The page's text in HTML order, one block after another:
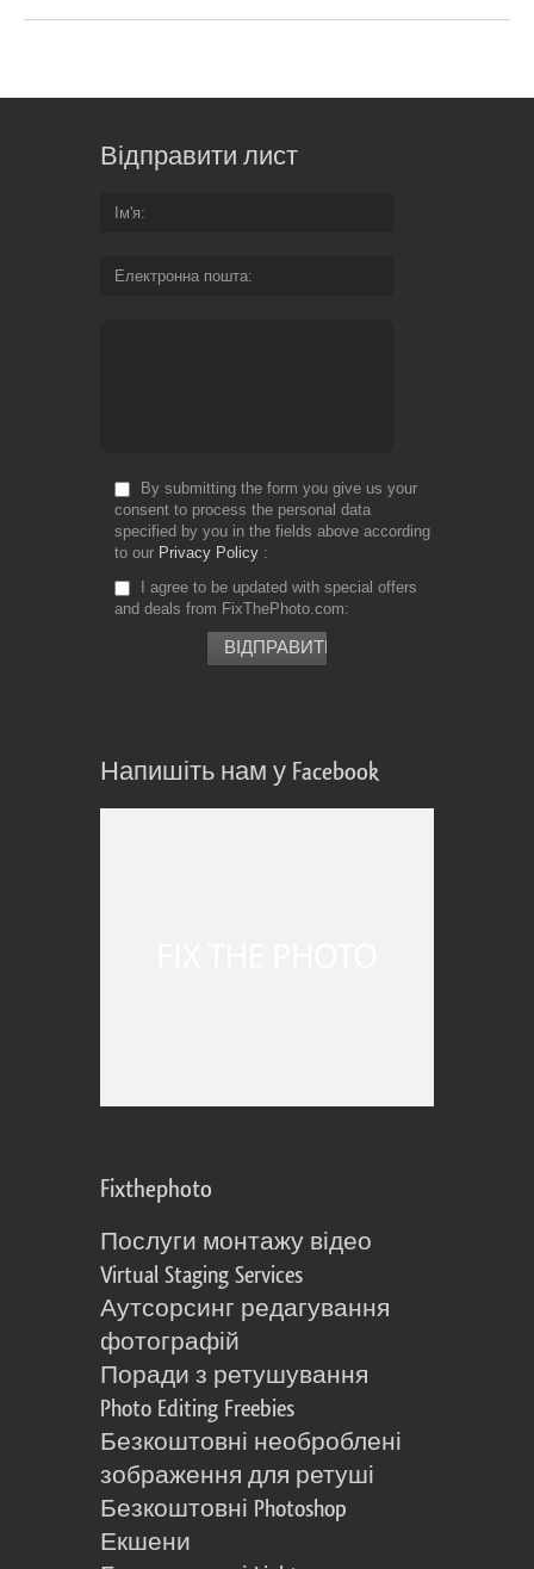
Відправити лист
Ім'я
Електронна пошта
By submitting the form you give us your
consent to process the personal data
specified by you in the fields above according
to our Privacy Policy
I agree to be updated with special offers
and deals from FixThePhoto.com
Напишіть нам у Facebook
Fixthephoto
Послуги монтажу відео
Virtual Staging Services
Аутсорсинг редагування
фотографій
Поради з ретушування
Photo Editing Freebies
Безкоштовні необроблені
зображення для ретуші
Безкоштовні Photoshop
Екшени